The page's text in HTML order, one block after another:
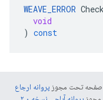
WEAVE_ERROR
void
) const
صفحه تحت مجوز پروانه ارجاع